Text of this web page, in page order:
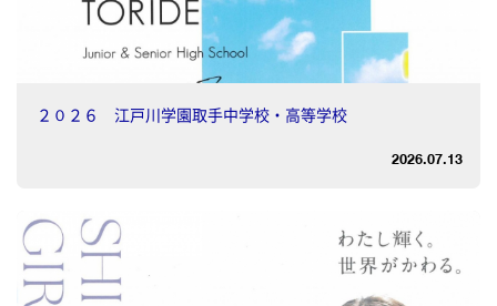
２０２６ 江戸川学園取手中学校・高等学校
2026.07.13